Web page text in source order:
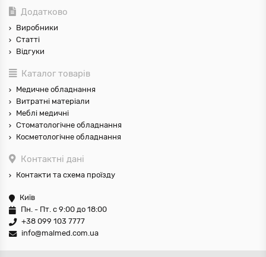
Додатково
Виробники
Статті
Відгуки
Каталог товарів
Медичне обладнання
Витратні матеріали
Меблі медичні
Стоматологічне обладнання
Косметологічне обладнання
Контактні дані
Контакти та схема проїзду
Київ
Пн. - Пт. с 9:00 до 18:00
+38 099 103 7777
info@malmed.com.ua